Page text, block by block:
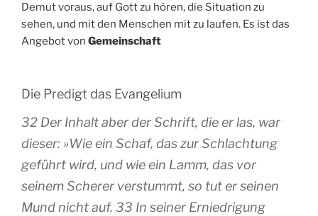
Demut voraus, auf Gott zu hören, die Situation zu
sehen, und mit den Menschen mit zu laufen. Es ist das
Angebot von Gemeinschaft
Die Predigt das Evangelium
32 Der Inhalt aber der Schrift, die er las, war
dieser: »Wie ein Schaf, das zur Schlachtung
geführt wird, und wie ein Lamm, das vor
seinem Scherer verstummt, so tut er seinen
Mund nicht auf. 33 In seiner Erniedrigung